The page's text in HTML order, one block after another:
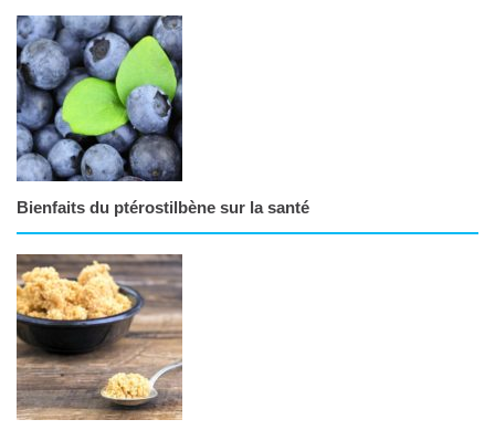
Bienfaits du ptérostilbène sur la santé